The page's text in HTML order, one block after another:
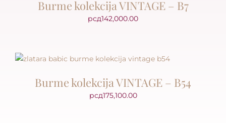
Burme kolekcija VINTAGE – B7
рсд142,000.00
Burme kolekcija VINTAGE – B54
рсд175,100.00